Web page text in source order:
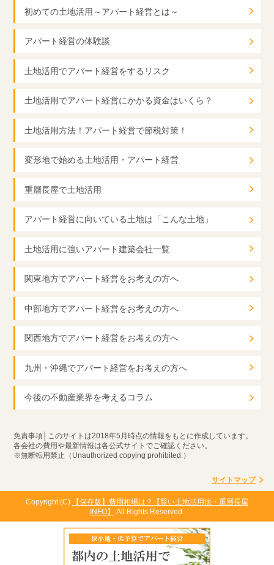
初めての土地活用～アパート経営とは～
アパート経営の体験談
土地活用でアパート経営をするリスク
土地活用でアパート経営にかかる資金はいくら？
土地活用方法！アパート経営で節税対策！
変形地で始める土地活用・アパート経営
重層長屋で土地活用
アパート経営に向いている土地は「こんな土地」
土地活用に強いアパート建築会社一覧
関東地方でアパート経営をお考えの方へ
中部地方でアパート経営をお考えの方へ
関西地方でアパート経営をお考えの方へ
九州・沖縄でアパート経営をお考えの方へ
今後の不動産業界を考えるコラム
免責事項│このサイトは2018年5月時点の情報をもとに作成しています。
各会社の費用や最新情報は各公式サイトでご確認ください。
※無断転用禁止（Unauthorized copying prohibited.）
サイトマップ
Copyright (C)
【保存版】費用相場は？【賢い土地活用法・重層長屋
INFO】
All Rights Reserved.